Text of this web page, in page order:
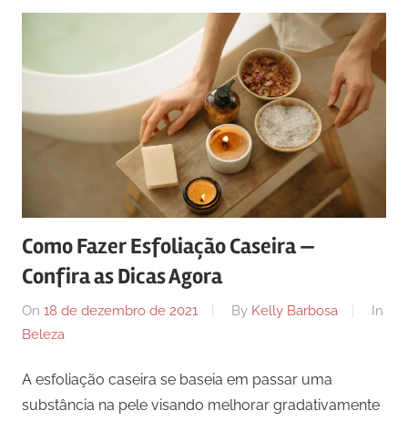
Como Fazer Esfoliação Caseira —
Confira as Dicas Agora
On 18 de dezembro de 2021 By Kelly Barbosa
In
Beleza
A esfoliação caseira se baseia em passar uma
substância na pele visando melhorar gradativamente